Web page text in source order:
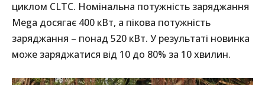
циклом CLTC. Номінальна потужність заряджання
Mega досягає 400 кВт, а пікова потужність
заряджання – понад 520 кВт. У результаті новинка
може заряджатися від 10 до 80% за 10 хвилин.